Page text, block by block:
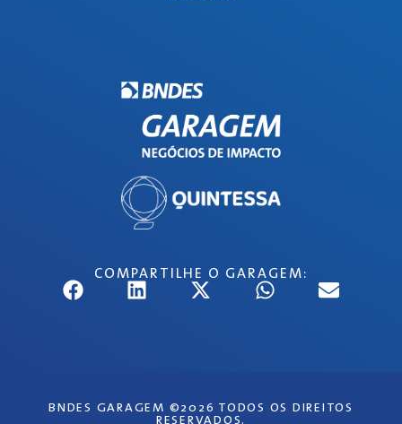
COMPARTILHE O GARAGEM:
BNDES GARAGEM ©2026 TODOS OS DIREITOS
RESERVADOS.